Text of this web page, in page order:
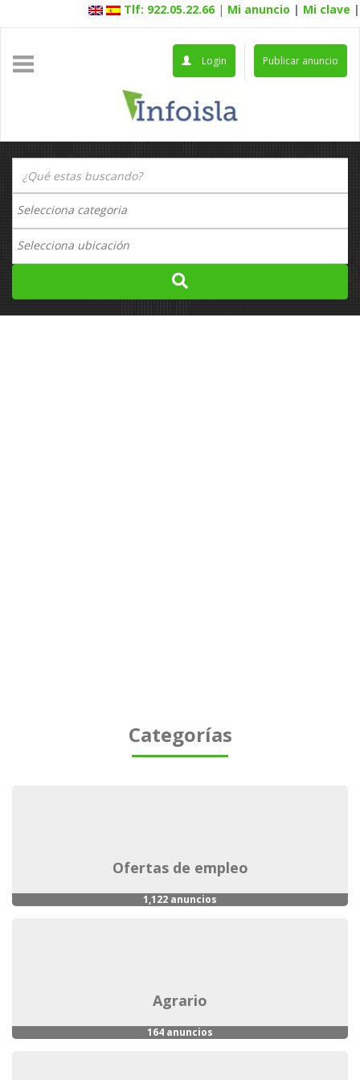
Tlf: 922.05.22.66 | Mi anuncio | Mi clave |
Publicar anuncio
Login
Categorías
ofertas de empleo
1,122 anuncios
agrario
164 anuncios